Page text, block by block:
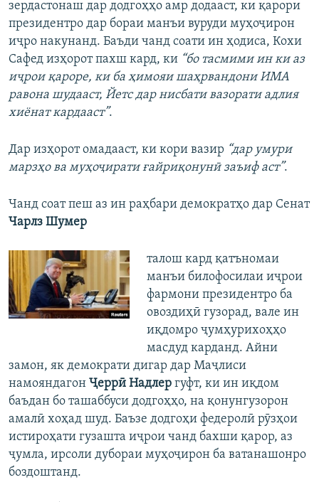
зердастонаш дар додгоҳҳо амр додааст, ки қарори
президентро дар бораи манъи вуруди муҳоҷирон
иҷро накунанд. Баъди чанд соати ин ҳодиса, Кохи
Сафед изҳорот пахш кард, ки “бо тасмими ин ки аз
иҷрои қароре, ки ба ҳимояи шаҳрвандони ИМА
равона шудааст, Йетс дар нисбати вазорати адлия
хиёнат кардааст”.
Дар изҳорот омадааст, ки кори вазир “дар умури
марзҳо ва муҳоҷирати ғайриқонунӣ заъиф аст”.
Чанд соат пеш аз ин раҳбари демократҳо дар Сенат
Чарлз Шумер
талош кард қатъномаи
манъи билофосилаи иҷрои
фармони президентро ба
овоздиҳӣ гузорад, вале ин
иқдомро ҷумҳурихоҳҳо
масдуд карданд. Айни
замон, як демократи дигар дар Маҷлиси
намояндагон Ҷеррӣ Надлер гуфт, ки ин иқдом
баъдан бо ташаббуси додгоҳҳо, на қонунгузорон
амалӣ хоҳад шуд. Баъзе додгоҳи федеролӣ рӯзҳои
истироҳати гузашта иҷрои чанд бахши қарор, аз
ҷумла, ирсоли дубораи муҳоҷирон ба ватанашонро
боздоштанд.